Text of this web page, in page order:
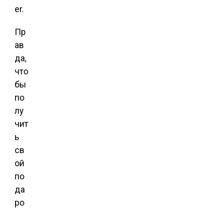
er.
Пр
ав
да,
что
бы
по
лу
чит
ь
св
ой
по
да
ро